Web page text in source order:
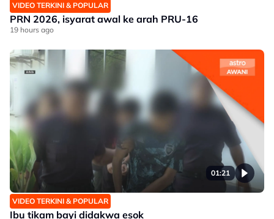
VIDEO TERKINI & POPULAR
PRN 2026, isyarat awal ke arah PRU-16
19 hours ago
01:21
VIDEO TERKINI & POPULAR
Ibu tikam bayi didakwa esok